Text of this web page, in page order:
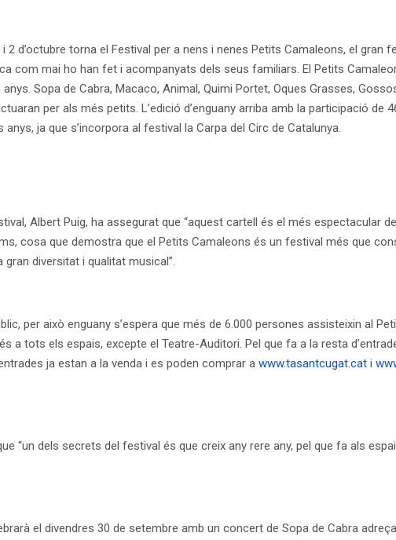
i 2 d’octubre torna el Festival per a nens i nenes Petits Camaleons, el gran
com mai ho han fet i acompanyats dels seus familiars. El Petits
Sopa de Cabra, Macaco, Animal, Quimi Portet, Oques Grasses,
per als més petits. L’edició d’enguany arriba amb la participació
ja que s’incorpora al festival la Carpa del Circ de Catalunya.
Albert Puig, ha assegurat que “aquest cartell és el més espectacular
cosa que demostra que el Petits Camaleons és un festival més que
diversitat i qualitat musical”.
per això enguany s’espera que més de 6.000 persones assisteixin al
a tots els espais, excepte el Teatre-Auditori. Pel que fa a la resta
ja estan a la venda i es poden comprar a www.tasantcugat.cat i
“un dels secrets del festival és que creix any rere any, pel que fa als
el divendres 30 de setembre amb un concert de Sopa de Cabra